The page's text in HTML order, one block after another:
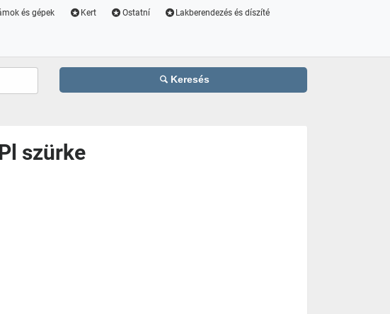
és gépek Kert Ostatní Lakberendezés és díszíté
Keresés
szürke